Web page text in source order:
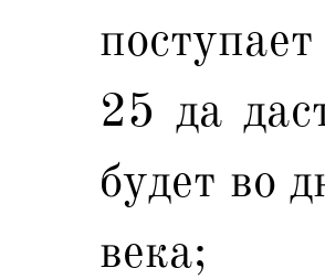
25 да
будет во
века;